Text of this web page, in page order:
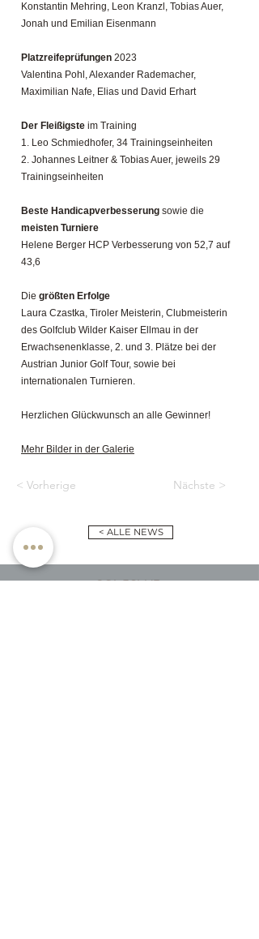
Konstantin Mehring, Leon Kranzl, Tobias Auer,
Jonah und Emilian Eisenmann
Platzreifeprüfungen 2023
Valentina Pohl, Alexander Rademacher,
Maximilian Nafe, Elias und David Erhart
Der Fleißigste im Training
1. Leo Schmiedhofer, 34 Trainingseinheiten
2. Johannes Leitner & Tobias Auer, jeweils 29
Trainingseinheiten
Beste Handicapverbesserung sowie die
meisten Turniere
Helene Berger HCP Verbesserung von 52,7 auf
43,6
Die größten Erfolge
Laura Czastka, Tiroler Meisterin, Clubmeisterin
des Golfclub Wilder Kaiser Ellmau in der
Erwachsenenklasse, 2. und 3. Plätze bei der
Austrian Junior Golf Tour, sowie bei
internationalen Turnieren.
Herzlichen Glückwunsch an alle Gewinner!
Mehr Bilder in der Galerie
< Vorherige Nächste >
< ALLE NEWS